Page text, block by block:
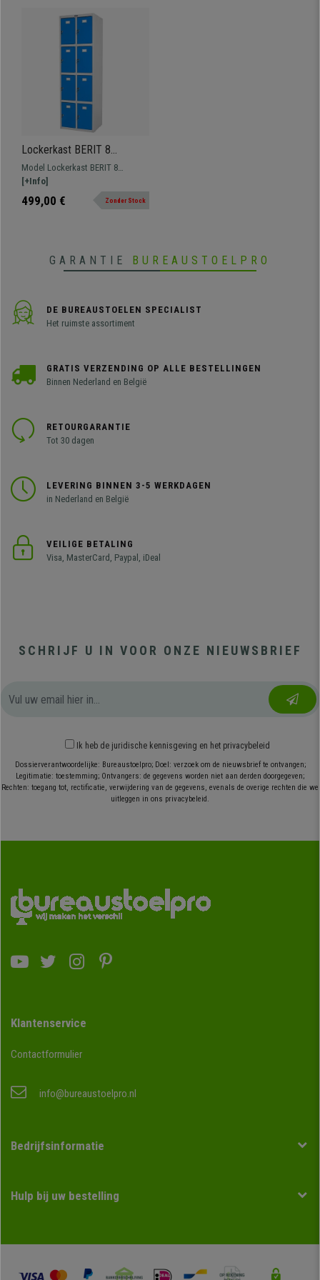
Lockerkast BERIT 8
DEURTJES, 183x58x50 cm,
van Staal, Kleur Blauw
Model Lockerkast BERIT 8
DEURTJES. Een robuuuste locker
met 8 verschillende
compartimenten, gemaakt van
persoonlijke bezittingen.
[+Info]
499,00 € Zonder Stock
GARANTIE BUREAUSTOELPRO
DE BUREAUSTOELEN SPECIALIST
Het ruimste assortiment
GRATIS VERZENDING OP ALLE BESTELLINGEN
Binnen Nederland en België
RETOURGARANTIE
Tot 30 dagen
LEVERING BINNEN 3-5 WERKDAGEN
in Nederland en België
VEILIGE BETALING
Visa, MasterCard, Paypal, iDeal
SCHRIJF U IN VOOR ONZE NIEUWSBRIEF
Ik heb de juridische kennisgeving en het privacybeleid
Dossierverantwoordelijke: Bureaustoelpro; Doel: verzoek om de nieuwsbrief te ontvangen;
Legitimatie: toestemming; Ontvangers: de gegevens worden niet aan derden doorgegeven;
Rechten: toegang tot, rectificatie, verwijdering van de gegevens, evenals de overige rechten die we
uitleggen in ons privacybeleid.
Klantenservice
Contactformulier
info@bureaustoelpro.nl
Bedrijfsinformatie
Hulp bij uw bestelling